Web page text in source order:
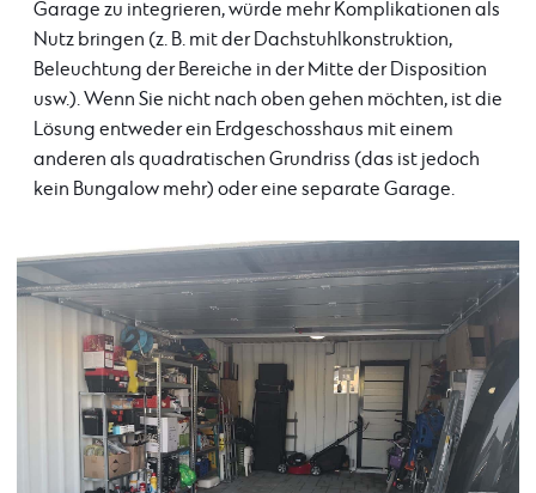
Garage zu integrieren, würde mehr Komplikationen als
Nutz bringen (z. B. mit der Dachstuhlkonstruktion,
Beleuchtung der Bereiche in der Mitte der Disposition
usw.). Wenn Sie nicht nach oben gehen möchten, ist die
Lösung entweder ein Erdgeschosshaus mit einem
anderen als quadratischen Grundriss (das ist jedoch
kein Bungalow mehr) oder eine separate Garage.